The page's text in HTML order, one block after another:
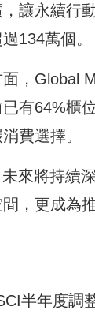
讓永續行
134萬個。
，Global
有64%櫃
費選擇。
來將持續
，更成為
半年度